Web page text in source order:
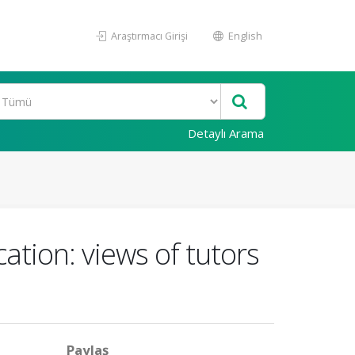
Araştırmacı Girişi English
Detaylı Arama
views of tutors
Paylaş